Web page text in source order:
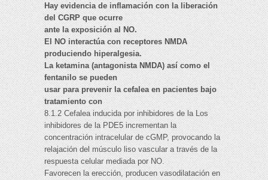
Hay evidencia de inflamación con la liberación
del CGRP que ocurre
ante la exposición al NO.
El NO interactúa con receptores NMDA
produciendo hiperalgesia.
La ketamina (antagonista NMDA) así como el
fentanilo se pueden
usar para prevenir la cefalea en pacientes bajo
tratamiento con
8.1.2 Cefalea inducida por inhibidores de la Los
inhibidores de la PDE5 incrementan la
concentración intracelular de cGMP, provocando la
relajación del músculo liso vascular a través de la
respuesta celular mediada por NO.
Favorecen la erección, producen vasodilatación en